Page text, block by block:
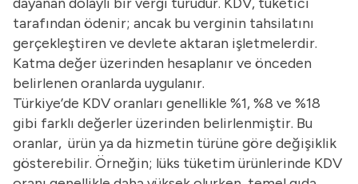
tarafından ödenir; ancak bu verginin tahsilatını
gerçekleştiren ve devlete aktaran işletmelerdir.
Katma değer üzerinden hesaplanır ve önceden
belirlenen oranlarda uygulanır.
Türkiye’de KDV oranları genellikle %1, %8 ve %18
gibi farklı değerler üzerinden belirlenmiştir. Bu
oranlar, ürün ya da hizmetin türüne göre değişiklik
gösterebilir. Örneğin; lüks tüketim ürünlerinde KDV